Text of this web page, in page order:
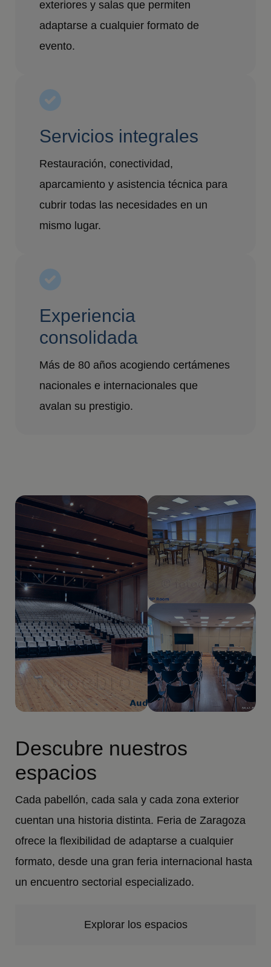
exteriores y salas que permiten
adaptarse a cualquier formato de
evento.
Servicios integrales
Restauración, conectividad,
aparcamiento y asistencia técnica para
cubrir todas las necesidades en un
mismo lugar.
Experiencia
consolidada
Más de 80 años acogiendo certámenes
nacionales e internacionales que
avalan su prestigio.
Descubre nuestros
espacios
Cada pabellón, cada sala y cada zona exterior
cuentan una historia distinta. Feria de Zaragoza
ofrece la flexibilidad de adaptarse a cualquier
formato, desde una gran feria internacional hasta
un encuentro sectorial especializado.
Explorar los espacios